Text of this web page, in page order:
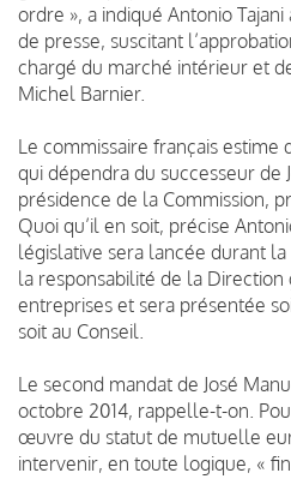
ordre », a indiqué Antonio
de presse, suscitant
chargé du marché intérieur et
Michel Barnier.
Le commissaire français estime
qui dépendra du successeur de
présidence de la Commission,
Quoi qu’il en soit, précise
législative sera lancée durant
la responsabilité de la
entreprises et sera présentée
soit au Conseil.
Le second mandat de José
octo­bre 2014, rappelle-t-on.
œuvre du statut de mutuelle
intervenir, en toute logique, « fin